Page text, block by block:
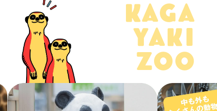
KAGA
YAKI
ZOO